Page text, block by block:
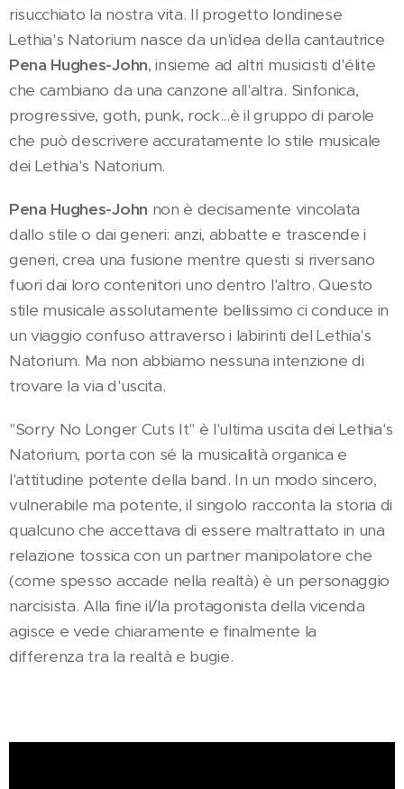
risucchiato la nostra vita. Il progetto londinese
Lethia's Natorium nasce da un'idea della cantautrice
Pena Hughes-John, insieme ad altri musicisti d'élite
che cambiano da una canzone all'altra. Sinfonica,
progressive, goth, punk, rock...è il gruppo di parole
che può descrivere accuratamente lo stile musicale
dei Lethia's Natorium.
Pena Hughes-John non è decisamente vincolata
dallo stile o dai generi: anzi, abbatte e trascende i
generi, crea una fusione mentre questi si riversano
fuori dai loro contenitori uno dentro l'altro. Questo
stile musicale assolutamente bellissimo ci conduce in
un viaggio confuso attraverso i labirinti del Lethia's
Natorium. Ma non abbiamo nessuna intenzione di
trovare la via d'uscita.
"Sorry No Longer Cuts It" è l'ultima uscita dei Lethia's
Natorium, porta con sé la musicalità organica e
l'attitudine potente della band. In un modo sincero,
vulnerabile ma potente, il singolo racconta la storia di
qualcuno che accettava di essere maltrattato in una
relazione tossica con un partner manipolatore che
(come spesso accade nella realtà) è un personaggio
narcisista. Alla fine il/la protagonista della vicenda
agisce e vede chiaramente e finalmente la
differenza tra la realtà e bugie.